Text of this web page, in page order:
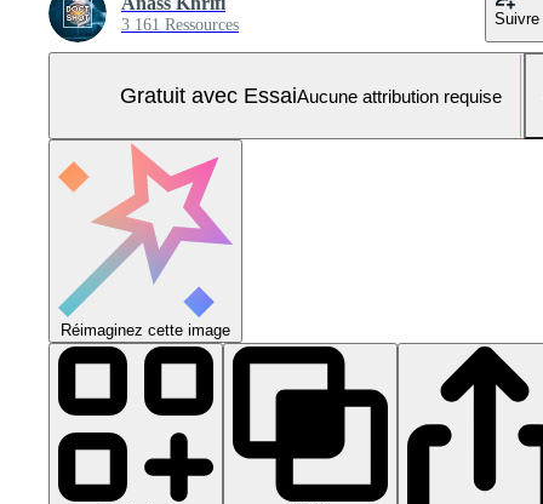
3 161 Ressources Suivre
Gratuit avec EssaiAucune attribution requise
Réimaginez cette image